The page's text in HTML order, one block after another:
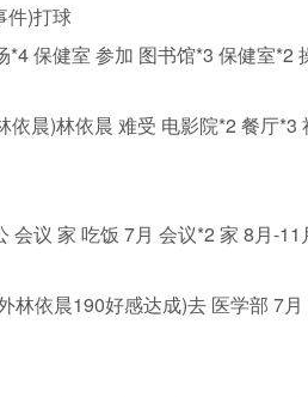
件)打球
保健室 参加 图书馆*3 保健室*2
晨)林依晨 难受 电影院*2 餐厅*3
议 家 吃饭 7月 会议*2 家 8月-11
依晨190好感达成)去 医学部 7月